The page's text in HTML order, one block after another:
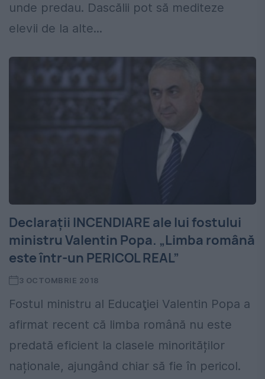
unde predau. Dascălii pot să mediteze
elevii de la alte...
Declarații INCENDIARE ale lui fostului
ministru Valentin Popa. „Limba română
este într-un PERICOL REAL”
3 OCTOMBRIE 2018
Fostul ministru al Educaţiei Valentin Popa a
afirmat recent că limba română nu este
predată eficient la clasele minorităților
naționale, ajungând chiar să fie în pericol.